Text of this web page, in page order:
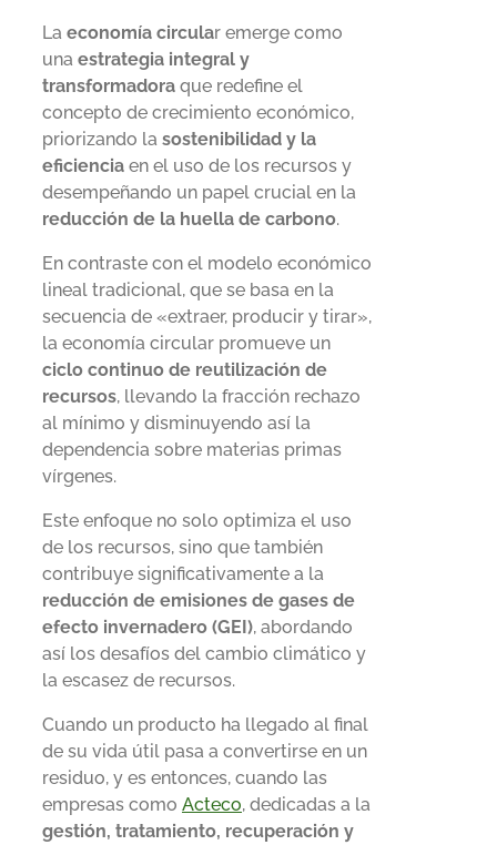
La economía circular emerge como
una estrategia integral y
transformadora que redefine el
concepto de crecimiento económico,
priorizando la sostenibilidad y la
eficiencia en el uso de los recursos y
desempeñando un papel crucial en la
reducción de la huella de carbono.
En contraste con el modelo económico
lineal tradicional, que se basa en la
secuencia de «extraer, producir y tirar»,
la economía circular promueve un
ciclo continuo de reutilización de
recursos, llevando la fracción rechazo
al mínimo y disminuyendo así la
dependencia sobre materias primas
vírgenes.
Este enfoque no solo optimiza el uso
de los recursos, sino que también
contribuye significativamente a la
reducción de emisiones de gases de
efecto invernadero (GEI), abordando
así los desafíos del cambio climático y
la escasez de recursos.
Cuando un producto ha llegado al final
de su vida útil pasa a convertirse en un
residuo, y es entonces, cuando las
empresas como Acteco, dedicadas a la
gestión, tratamiento, recuperación y